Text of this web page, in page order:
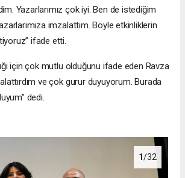
Yazarlarımız çok iyi. Ben de istediğim
imzalattım. Böyle etkinliklerin
ifade etti.
için çok mutlu olduğunu ifade eden Ravza
ve çok gurur duyuyorum. Burada
dedi.
1/32